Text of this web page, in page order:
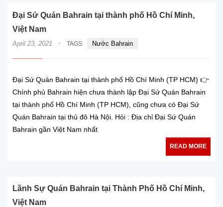
Đại Sứ Quán Bahrain tại thành phố Hồ Chí Minh,
Việt Nam
April 23, 2021 · TAGS Nước Bahrain
Đại Sứ Quán Bahrain tại thành phố Hồ Chí Minh (TP HCM) 👉
Chính phủ Bahrain hiện chưa thành lập Đại Sứ Quán Bahrain
tại thành phố Hồ Chí Minh (TP HCM), cũng chưa có Đại Sứ
Quán Bahrain tại thủ đô Hà Nội. Hỏi : Địa chỉ Đại Sứ Quán
Bahrain gần Việt Nam nhất
READ MORE
Lãnh Sự Quán Bahrain tại Thành Phố Hồ Chí Minh,
Việt Nam